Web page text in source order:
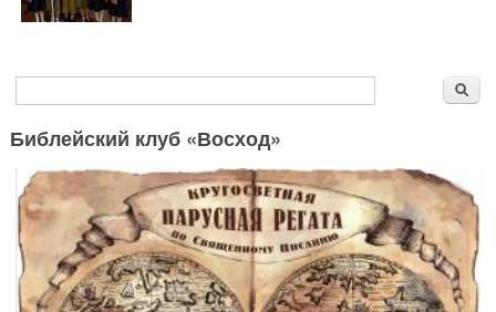
Форма поиска
Библейский клуб «Восход»